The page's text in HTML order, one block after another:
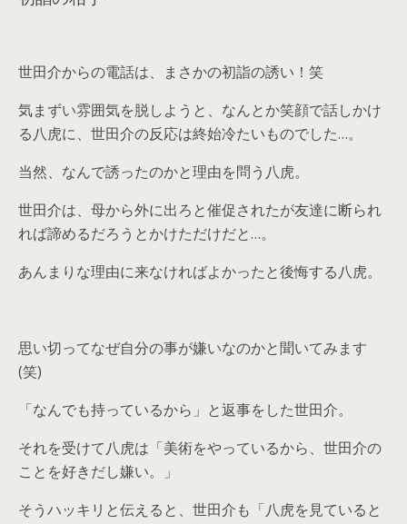
世田介からの電話は、まさかの初詣の誘い！笑
気まずい雰囲気を脱しようと、なんとか笑顔で話しかけ
る八虎に、世田介の反応は終始冷たいものでした…。
当然、なんで誘ったのかと理由を問う八虎。
世田介は、母から外に出ろと催促されたが友達に断られ
れば諦めるだろうとかけただけだと…。
あんまりな理由に来なければよかったと後悔する八虎。
思い切ってなぜ自分の事が嫌いなのかと聞いてみます
(笑)
「なんでも持っているから」と返事をした世田介。
それを受けて八虎は「美術をやっているから、世田介の
ことを好きだし嫌い。」
そうハッキリと伝えると、世田介も「八虎を見ていると